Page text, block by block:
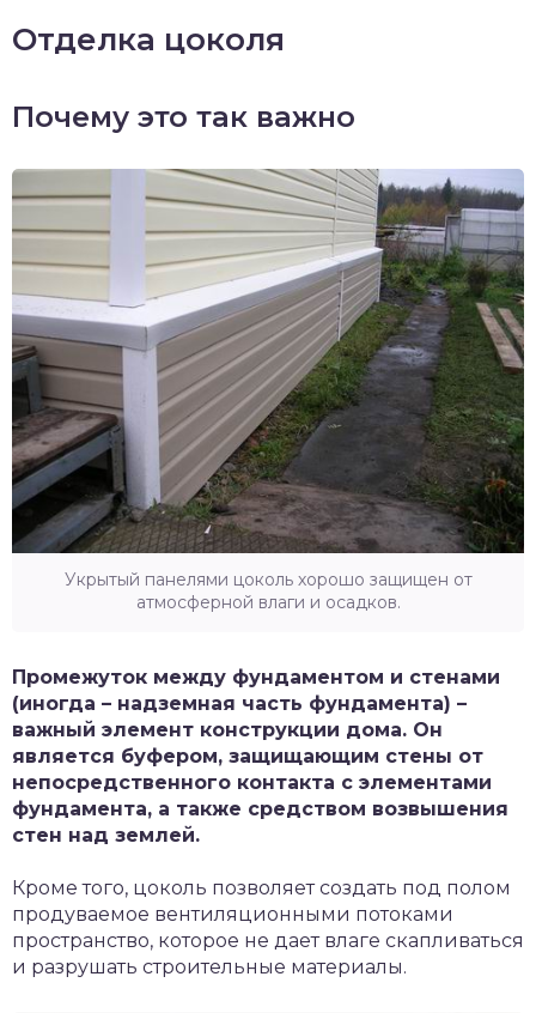
Отделка цоколя
Почему это так важно
Укрытый панелями цоколь хорошо защищен от
атмосферной влаги и осадков.
Промежуток между фундаментом и стенами
(иногда – надземная часть фундамента) –
важный элемент конструкции дома. Он
является буфером, защищающим стены от
непосредственного контакта с элементами
фундамента, а также средством возвышения
стен над землей.
Кроме того, цоколь позволяет создать под полом
продуваемое вентиляционными потоками
пространство, которое не дает влаге скапливаться
и разрушать строительные материалы.